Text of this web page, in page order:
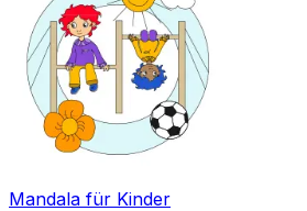
Mandala für Kinder